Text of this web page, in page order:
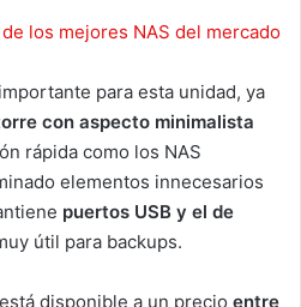
los mejores NAS del mercado
para esta unidad, ya
con aspecto minimalista
rápida como los NAS
elementos innecesarios
puertos USB y el de
útil para backups.
está disponible a un precio entre